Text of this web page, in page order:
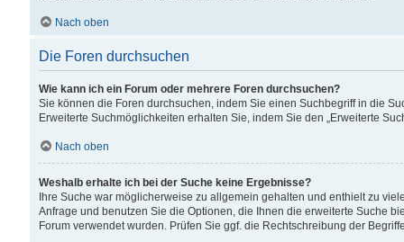
Nach oben
Die Foren durchsuchen
Wie kann ich ein Forum oder mehrere Foren durchsuchen?
Sie können die Foren durchsuchen, indem Sie einen Suchbegriff in die
Erweiterte Suchmöglichkeiten erhalten Sie, indem Sie den „Erweiterte
Nach oben
Weshalb erhalte ich bei der Suche keine Ergebnisse?
Ihre Suche war möglicherweise zu allgemein gehalten und enthielt zu
Anfrage und benutzen Sie die Optionen, die Ihnen die erweiterte Suche
Forum verwendet wurden. Prüfen Sie ggf. die Rechtschreibung der